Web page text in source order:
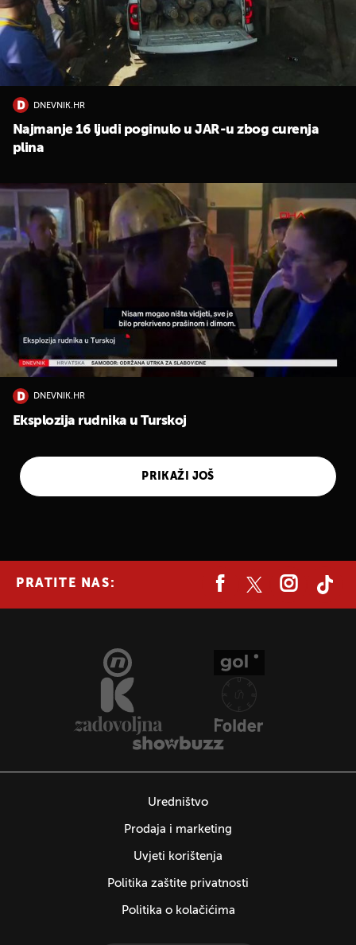
DNEVNIK.HR
Najmanje 16 ljudi poginulo u JAR-u zbog curenja
plina
DNEVNIK.HR
Eksplozija rudnika u Turskoj
PRIKAŽI JOŠ
PRATITE NAS:
Uredništvo
Prodaja i marketing
Uvjeti korištenja
Politika zaštite privatnosti
Politika o kolačićima